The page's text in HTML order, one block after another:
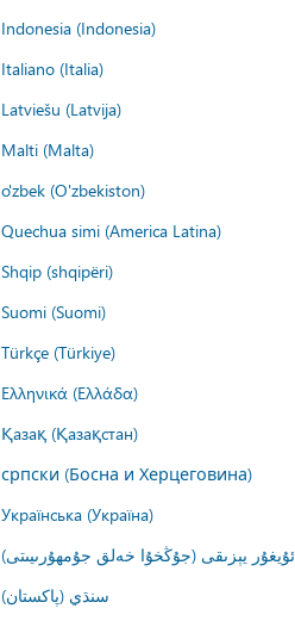
Indonesia (Indonesia)
Italiano (Italia)
Latviešu (Latvija)
Malti (Malta)
o'zbek (O'zbekiston)
Quechua simi (America Latina)
Shqip (shqipëri)
Suomi (Suomi)
Türkçe (Türkiye)
Ελληνικά (Ελλάδα)
Қазақ (Қазақстан)
српски (Босна и Херцеговина)
Українська (Україна)
ئۇيغۇر يېزىقى (جۇڭخۇا خەلق جۇمھۇرىيىتى)
سنڌي (پاکستان)